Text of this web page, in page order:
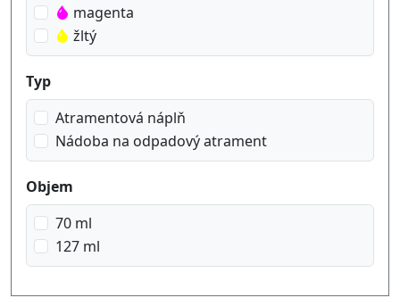
magenta
žltý
Typ
Atramentová náplň
Nádoba na odpadový atrament
Objem
70 ml
127 ml